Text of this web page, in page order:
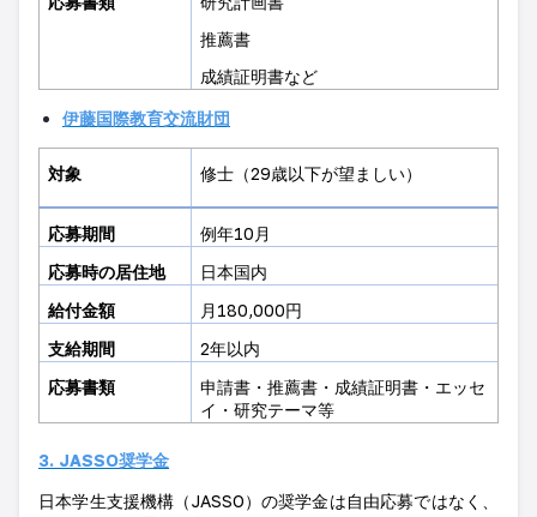
推薦書
成績証明書など
伊藤国際教育交流財団
対象 修士（29歳以下が望ましい）
応募期間 例年10 月
応募時の居住地
日本国内
給付金額
月 180,000円
支給期間
2年以内
応募書類
申請書・推薦書・成績証明書・エッセ
イ・研究テーマ等
3. JASSO奨学金
日本学生支援機構（JASSO）の奨学金は自由応募ではなく、